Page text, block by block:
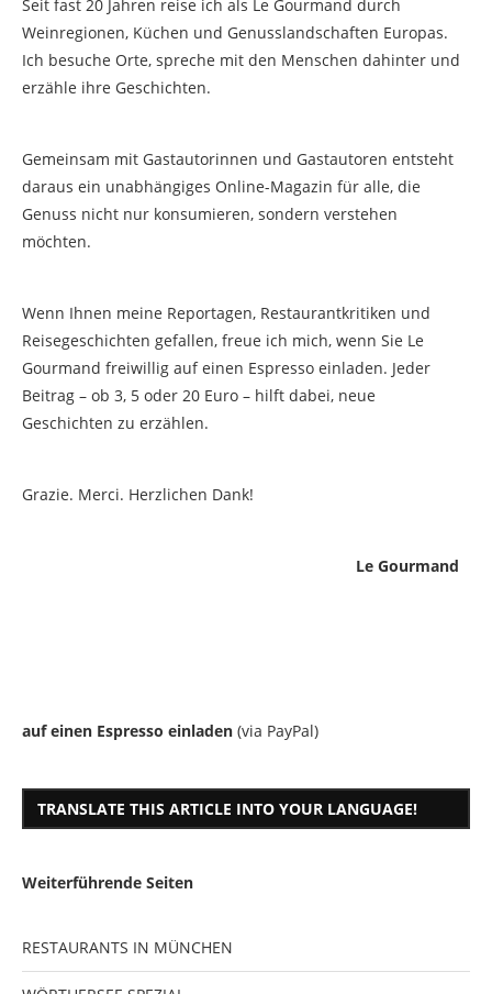
Seit fast 20 Jahren reise ich als Le Gourmand durch
Weinregionen, Küchen und Genusslandschaften Europas.
Ich besuche Orte, spreche mit den Menschen dahinter und
erzähle ihre Geschichten.
Gemeinsam mit Gastautorinnen und Gastautoren entsteht
daraus ein unabhängiges Online-Magazin für alle, die
Genuss nicht nur konsumieren, sondern verstehen
möchten.
Wenn Ihnen meine Reportagen, Restaurantkritiken und
Reisegeschichten gefallen, freue ich mich, wenn Sie Le
Gourmand freiwillig auf einen Espresso einladen. Jeder
Beitrag – ob 3, 5 oder 20 Euro – hilft dabei, neue
Geschichten zu erzählen.
Grazie. Merci. Herzlichen Dank!
Le Gourmand
auf einen Espresso einladen (via PayPal)
TRANSLATE THIS ARTICLE INTO YOUR LANGUAGE!
Weiterführende Seiten
RESTAURANTS IN MÜNCHEN